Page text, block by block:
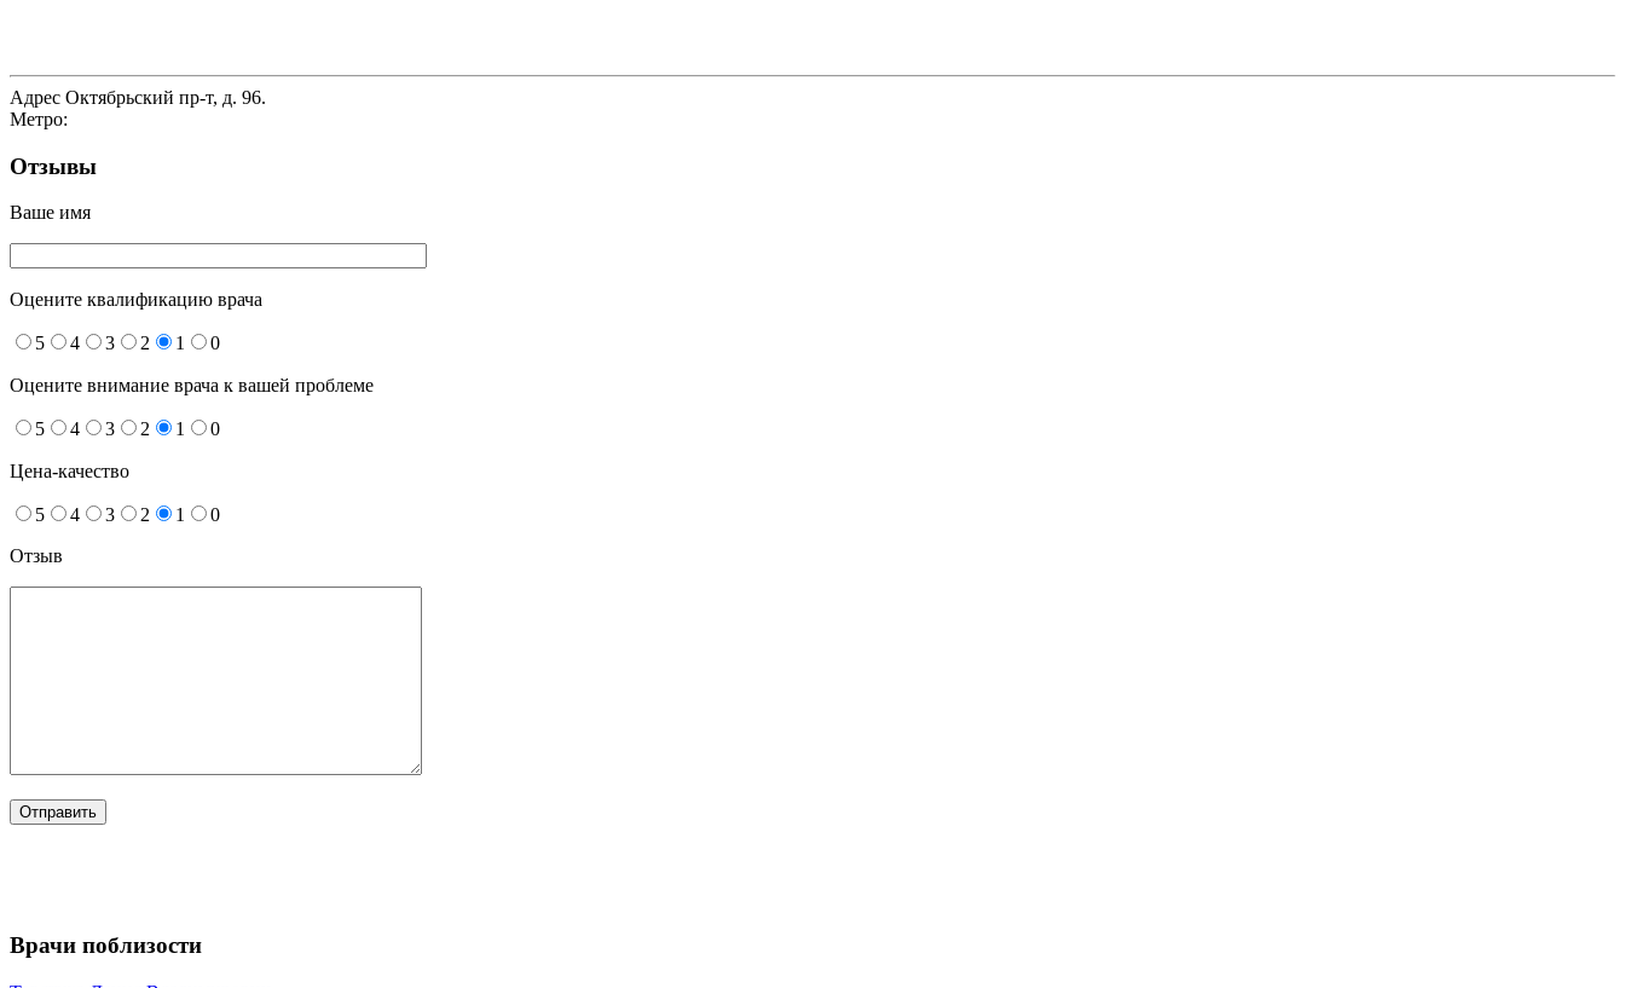
Адрес Октябрьский пр-т, д. 96.
Метро:
Отзывы
Ваше имя
Оцените квалификацию врача
5 4 3 2 1 0
Оцените внимание врача к вашей проблеме
5 4 3 2 1 0
Цена-качество
5 4 3 2 1
0
Отзыв
Врачи поблизости